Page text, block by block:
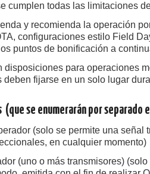
cumplen todas las limitaciones
y recomienda la operación
configuraciones estilo Field
puntos de bonificación a
disposiciones para operaciones
deben fijarse en un solo lugar
(que se enumerarán por separado
(solo se permite una señal
en cualquier momento)
(uno o más transmisores)